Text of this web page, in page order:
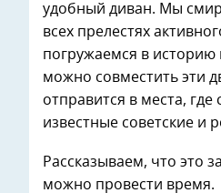
удобный диван. Мы
всех прелестях
погружаемся в историю
можно совместить эти
отправится в места,
известные советские и
Рассказываем, что это
можно провести время.